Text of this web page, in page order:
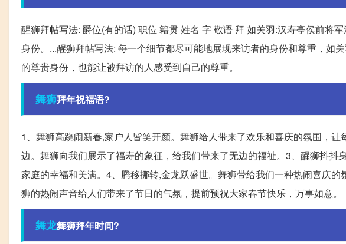
醒狮拜帖写法: 爵位(有的话) 职位 籍贯 姓名 字 敬语 拜 如关羽:汉寿亭侯前将
身份。...醒狮拜帖写法: 每一个细节都尽可能地展现来访者的身份和尊重，如
的尊贵身份，也能让被拜访的人感受到自己的尊重。
舞狮拜年祝福语?
1、舞狮高跷闹新春,家户人皆笑开颜。舞狮给人带来了欢乐和喜庆的氛围，
边。舞狮向我们展示了福寿的象征，给我们带来了无边的福祉。3、醒狮抖
家庭的幸福和美满。4、腾移挪转,金龙跃盛世。舞狮带给我们一种热闹喜庆
狮的热闹声音给人们带来了节日的气氛，提前预祝大家春节快乐，万事如意。
舞龙舞狮拜年时间?